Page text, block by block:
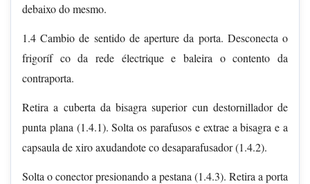
debaixo do mesmo.
1.4 Cambio de sentido de aperture da porta. Desconecta o
frigoríf co da rede électrique e baleira o contento da
contraporta.
Retira a cuberta da bisagra superior cun destornillador de
punta plana (1.4.1). Solta os parafusos e extrae a bisagra e a
capsaula de xiro axudandote co desaparafusador (1.4.2).
Solta o conector presionando a pestana (1.4.3). Retira a porta